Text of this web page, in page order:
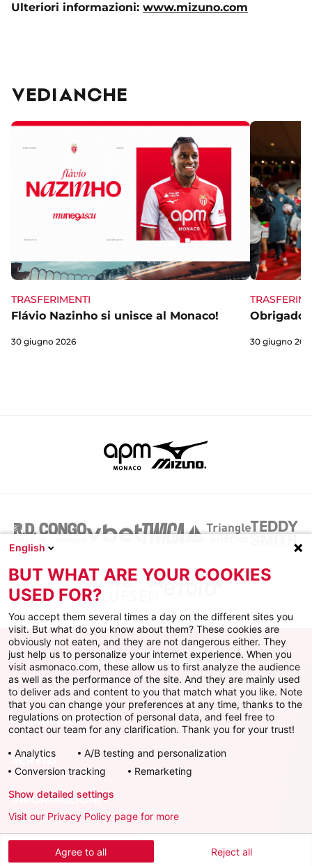
Ulteriori informazioni: www.mizuno.com
VEDI ANCHE
TRASFERIMENTI
Flávio Nazinho si unisce al Monaco!
30 giugno 2026
Obrigado
30 giugno
AS MONACO
SERVIZI
INFORMAZIONI
Scarica l'app ufficiale
English
BUT WHAT ARE YOUR COOKIES
USED FOR?
You accept them several times a day on the different sites you
visit. But what do you know about them? These cookies are
obviously not eaten, and they are not dangerous either. They
just help us to personalize your internet experience. When you
visit asmonaco.com, these allow us to first analyze the audience
as well as the performance of the site. And they are mainly used
to deliver ads and content to you that match what you like. Note
that you can change your preferences at any time, thanks to the
regulations on protection of personal data, and feel free to
contact our team for any clarification. Thank you for your trust!
Analytics
A/B testing and personalization
Conversion tracking
Remarketing
Agree to all Reject all
Show detailed settings
Visit our Privacy Policy page for more